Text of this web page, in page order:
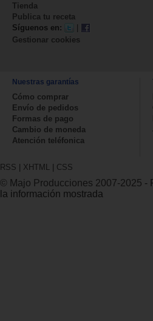
Tienda
Publica tu receta
Síguenos en:
|
Gestionar cookies
Nuestras garantías
Cómo comprar
Envío de pedidos
Formas de pago
Cambio de moneda
Atención teléfonica
RSS | XHTML | CSS
© Majo Producciones 2007-2025 -
la información mostrada